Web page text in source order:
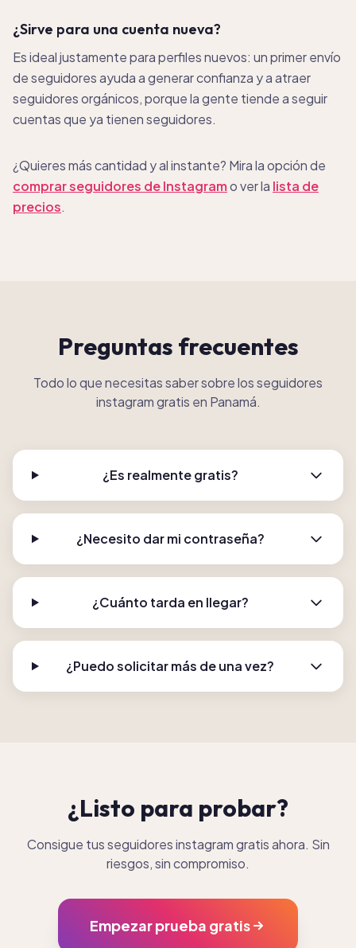
¿Sirve para una cuenta nueva?
Es ideal justamente para perfiles nuevos: un primer envío
de seguidores ayuda a generar confianza y a atraer
seguidores orgánicos, porque la gente tiende a seguir
cuentas que ya tienen seguidores.
¿Quieres más cantidad y al instante? Mira la opción de
comprar seguidores de Instagramo ver la lista de
precios.
Preguntas frecuentes
Todo lo que necesitas saber sobre los seguidores
instagram gratis en Panamá.
¿Es realmente gratis?
¿Necesito dar mi contraseña?
¿Cuánto tarda en llegar?
¿Puedo solicitar más de una vez?
¿Listo para probar?
Consigue tus seguidores instagram gratis ahora. Sin
riesgos, sin compromiso.
Empezar prueba gratis